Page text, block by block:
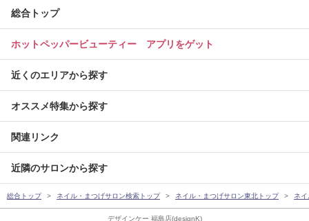
デザインケー 福島店(designK)
総合トップ
ホットペッパービューティー アプリをゲット
近くのエリアから探す
オススメ特集から探す
関連リンク
近隣のサロンから探す
総合トップ ネイル・まつげサロン検索トップ ネイル・まつげサロン東北トップ ネ